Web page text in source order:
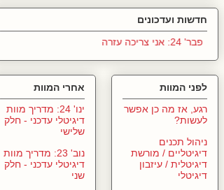
חדשות ועדכונים
פבר' 24: אני צריכה עזרה
לפני המוות
רגע, אז מה כן אפשר
לעשות?
ניהול תכנים
דיגיטליים / מורשת
דיגיטלית / עיזבון
דיגיטלי
אחרי המוות
ינו' 24: מדריך מוות
דיגיטלי עדכני - חלק
שלישי
נוב' 23: מדריך מוות
דיגיטלי עדכני - חלק
שני